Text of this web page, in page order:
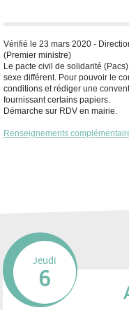
Vérifié le 23 mars 2020 -
(Premier ministre)
Le pacte civil de solidarité
sexe différent. Pour pouvoir le
conditions et rédiger une
fournissant certains papiers.
Démarche sur RDV en mairie.
Renseignements
Jeudi
6